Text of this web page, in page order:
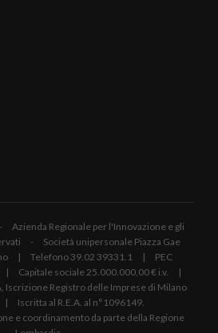
Regionale per l'Innovazione e gli
- Società unipersonale Piazza Gae
| Telefono 39.02 39331.1 | PEC
| Capitale sociale 25.000.000,00 € i.v. |
Iscrizione Registro delle Imprese di Milano
Iscritta al R.E.A. al n°1096149.
e coordinamento da parte della Regione